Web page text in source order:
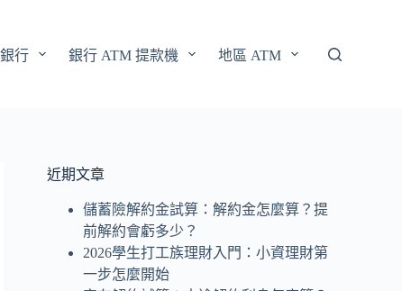
行 銀行 ATM 提款機 地區 ATM
近期文章
儲蓄險解約金試算：解約金怎麼算？提
前解約會虧多少？
2026學生打工族理財入門：小資理財第
一步怎麼開始